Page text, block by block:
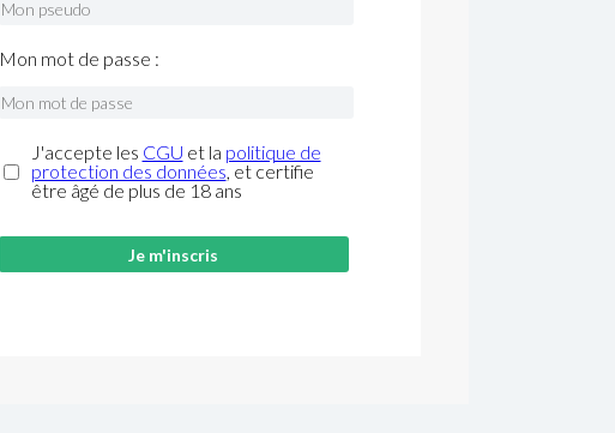
Mon mot de passe :
J'accepte les CGU et la politique de
protection des données, et certifie
être âgé de plus de 18 ans